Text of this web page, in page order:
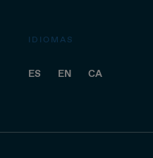
IDIOMAS
ES EN CA